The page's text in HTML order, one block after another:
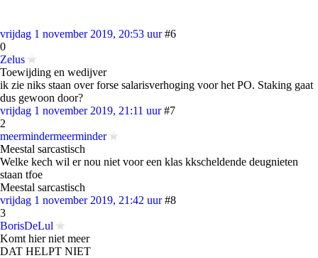
vrijdag 1 november 2019, 20:53 uur #6
0
Zelus
Toewijding en wedijver
ik zie niks staan over forse salarisverhoging voor het PO. Staking gaat
dus gewoon door?
vrijdag 1 november 2019, 21:11 uur #7
2
meermindermeerminder
Meestal sarcastisch
Welke kech wil er nou niet voor een klas kkscheldende deugnieten
staan tfoe
Meestal sarcastisch
vrijdag 1 november 2019, 21:42 uur #8
3
BorisDeLul
Komt hier niet meer
DAT HELPT NIET